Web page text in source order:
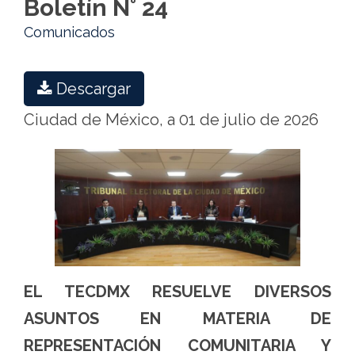
Boletín N° 24
Comunicados
Descargar
Ciudad de México, a 01 de julio de 2026
EL TECDMX RESUELVE DIVERSOS
ASUNTOS EN MATERIA DE
REPRESENTACIÓN COMUNITARIA Y